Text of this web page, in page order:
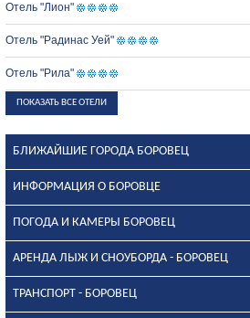
Отель "Лион"
Отель "Радинас Уей"
Отель "Рила"
ПОКАЗАТЬ ВСЕ ОТЕЛИ
БЛИЖАЙШИЕ ГОРОДА БОРОВЕЦ
ИНФОРМАЦИЯ О БОРОВЦЕ
ПОГОДА И КАМЕРЫ БОРОВЕЦ
АРЕНДА ЛЫЖ И СНОУБОРДА - БОРОВЕЦ
ТРАНСПОРТ - БОРОВЕЦ